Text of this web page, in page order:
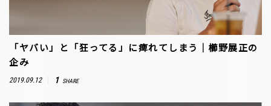
「ヤバい」と「狂ってる」に痺れてしまう｜櫛野展正の
企み
2019.09.12 1 SHARE